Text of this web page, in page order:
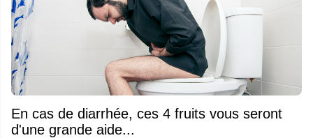
En cas de diarrhée, ces 4 fruits vous seront
d'une grande aide...